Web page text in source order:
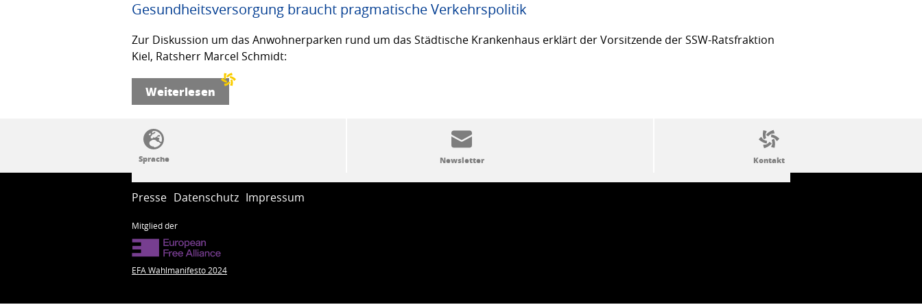
Gesundheitsversorgung braucht pragmatische Verkehrspolitik
Zur Diskussion um das Anwohnerparken rund um das Städtische Krankenhaus erklärt der Vorsitzende der SSW-Ratsfraktion
Kiel, Ratsherr Marcel Schmidt:
Weiterlesen
SSW-Politik von A bis Z
Presse Datenschutz Impressum
Mitglied der
EFA Wahlmanifesto 2024